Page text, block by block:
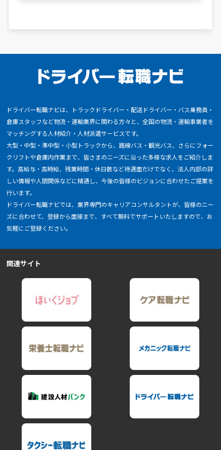
ドライバー転職ナビは、トラックドライバー・配送ドライバー・バス乗務員・
倉庫スタッフなど物流・運輸業界に関わる方々と、全国の物流・運輸事業者を
マッチングする人材紹介・人材派遣サービスです。
大型・中型・準中型・小型トラックから、路線バス・観光バス、さらにフォー
クリフトや倉庫内作業まで、皆さまのニーズに沿った多様な求人をご紹介しま
す。高給与・高時給、残業時間・休日数など待遇面だけでなく、法人内部の詳
しい情報や人間関係などに精通し、今後の皆様のビジョンに合わせたご提案を
行います。
ドライバー転職ナビでは、業界専門のキャリアコンサルタントが、皆様のニー
ズに合わせて、登録から面接まで、すべて無料でサポートいたしますので、お
気軽にご登録ください。
関連サイト